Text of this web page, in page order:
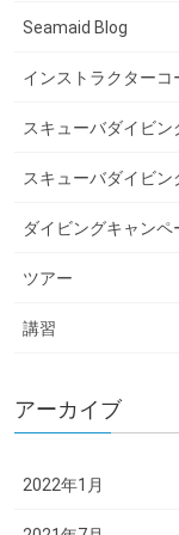
Seamaid Blog
インストラクターコ
スキューバダイビン
スキューバダイビン
ダイビングキャン
ツアー
講習
アーカイブ
2022年1月